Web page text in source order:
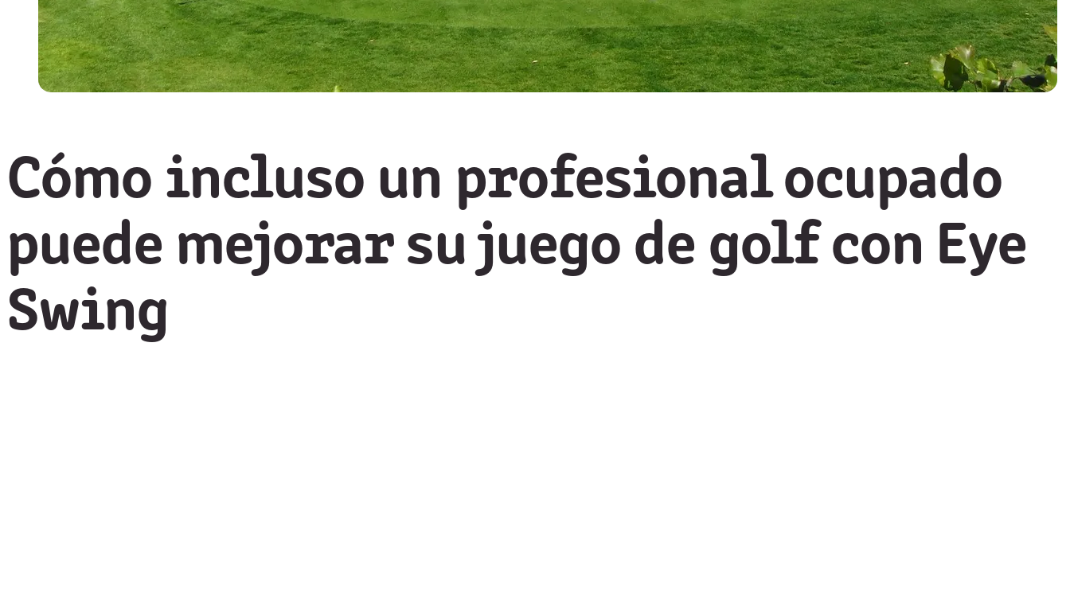
Cómo incluso un profesional ocupado
puede mejorar su juego de golf con Eye
Swing